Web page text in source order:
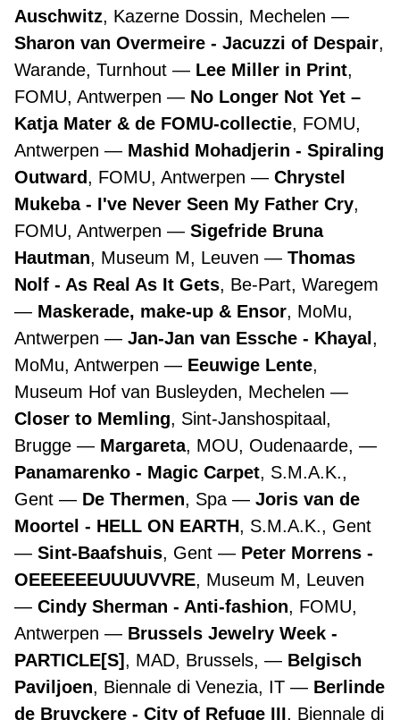
Auschwitz, Kazerne Dossin, Mechelen
Sharon van Overmeire - Jacuzzi of Despair,
Warande, Turnhout
Lee Miller in Print,
FOMU, Antwerpen
No Longer Not Yet –
Katja Mater & de FOMU-collectie, FOMU,
Antwerpen
Mashid Mohadjerin - Spiraling
Outward, FOMU, Antwerpen
Chrystel
Mukeba - I've Never Seen My Father Cry,
FOMU, Antwerpen
Sigefride Bruna
Hautman, Museum M, Leuven
Thomas
Nolf - As Real As It Gets, Be-Part, Waregem
Maskerade, make-up & Ensor, MoMu,
Antwerpen
Jan-Jan van Essche - Khayal ,
MoMu, Antwerpen
Eeuwige Lente,
Museum Hof van Busleyden, Mechelen
Closer to Memling, Sint-Janshospitaal,
Brugge
Margareta, MOU, Oudenaarde,
Panamarenko - Magic Carpet, S.M.A.K.,
Gent
De Thermen, Spa
Joris van de
Moortel - HELL ON EARTH, S.M.A.K., Gent
Sint-Baafshuis, Gent
Peter Morrens -
OEEEEEEUUUUVVRE, Museum M, Leuven
Cindy Sherman - Anti-fashion, FOMU,
Antwerpen
Brussels Jewelry Week -
PARTICLE[S] , MAD, Brussels,
Belgisch
Paviljoen, Biennale di Venezia, IT
Berlinde
de Bruyckere - City of Refuge III, Biennale di